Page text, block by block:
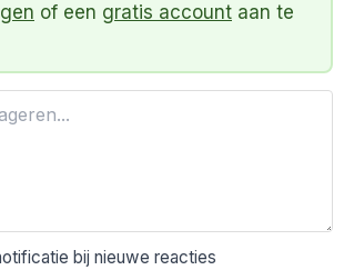
of een gratis account aan te
bij nieuwe reacties